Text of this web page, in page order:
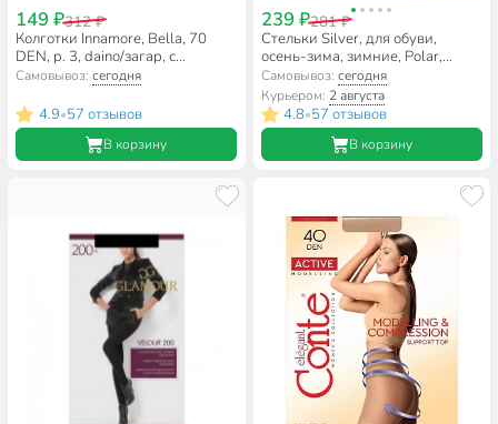
149 ₽312 ₽
Колготки Innamore, Bella, 70
DEN, р. 3, daino/загар, с
шортиками и прозрачным
Самовывоз:сегодня
4.9•57 отзывов
В корзину
239 ₽281 ₽
Стельки Silver, для обуви,
осень-зима, зимние, Polar,
TB1001-00/TB4011-00
Самовывоз: сегодня
Курьером: 2 августа
4.8•57 отзывов
В корзину